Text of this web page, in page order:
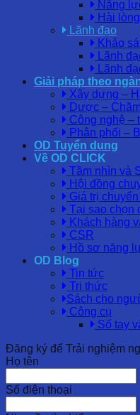
Năng
Hài
Lãnh đạo
Khảo
Lãnh
Lãnh
Giải pháp theo
Xây dựng –
Dược –
Công nghệ –
Phân phối –
OD Tuyển dụng
Về OD CLICK
Tầm nhìn và
Hội đồng
Giá trị
Tại sao chọn
Khách hàng
CSR
Hồ sơ năng
OD Blog
Tin tức
Tri thức
Sách cho
Công cụ
Sổ tay
Đăng ký để Trải nghiệm
Họ tên
Số điện thoại